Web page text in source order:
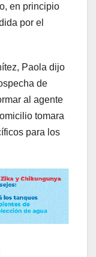
en principio
por el
Paola dijo
de
al agente
tomara
para los